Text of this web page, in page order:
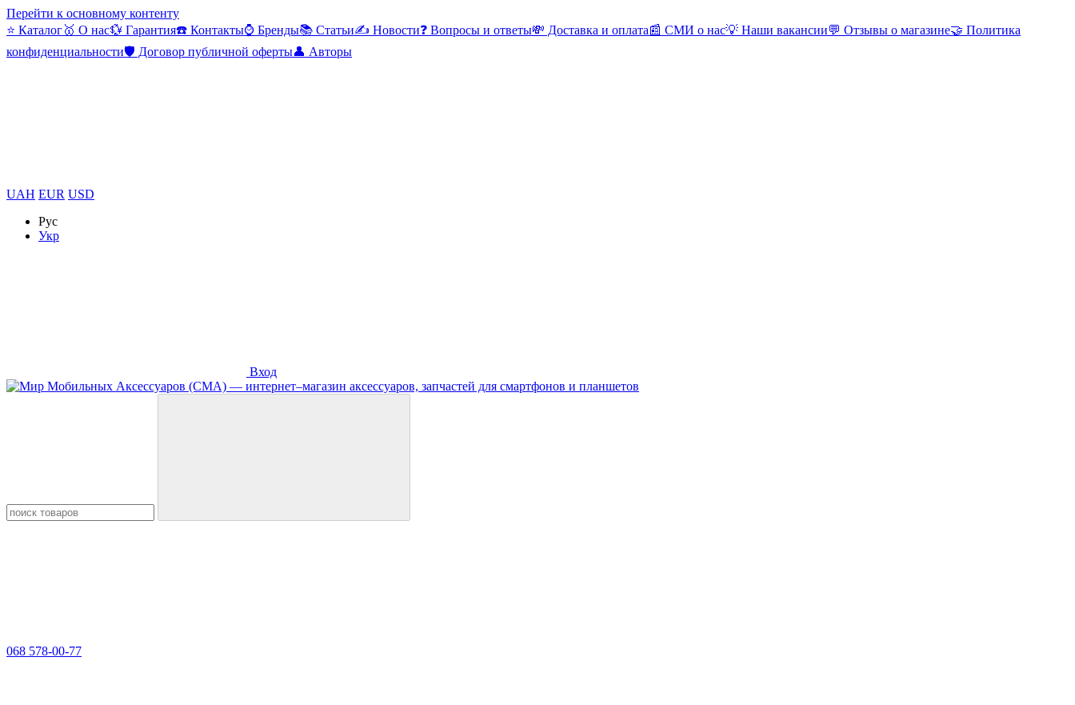
Перейти к основному контенту
⭐ Каталог🥇 О нас💱 Гарантия☎️ Контакты⌚ Бренды📚 Статьи✍ Новости❓ Вопросы и ответы💸 Доставка и оплата📰 СМИ о нас💡 Наши вакансии💬 Отзывы о магазине🤝 Политика
конфиденциальности🛡️ Договор публичной оферты👤 Авторы
UAH EUR USD
Рус
Укр
Вход
068 578-00-77